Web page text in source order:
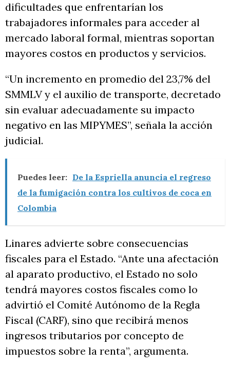
dificultades que enfrentarían los
trabajadores informales para acceder al
mercado laboral formal, mientras soportan
mayores costos en productos y servicios.
“Un incremento en promedio del 23,7% del
SMMLV y el auxilio de transporte, decretado
sin evaluar adecuadamente su impacto
negativo en las MIPYMES”, señala la acción
judicial.
Puedes leer: De la Espriella anuncia el regreso
de la fumigación contra los cultivos de coca en
Colombia
Linares advierte sobre consecuencias
fiscales para el Estado. “Ante una afectación
al aparato productivo, el Estado no solo
tendrá mayores costos fiscales como lo
advirtió el Comité Autónomo de la Regla
Fiscal (CARF), sino que recibirá menos
ingresos tributarios por concepto de
impuestos sobre la renta”, argumenta.